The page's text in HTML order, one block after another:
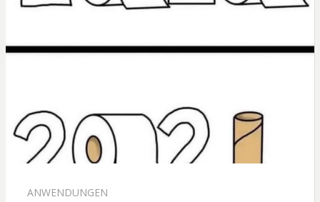
ANWENDUNGEN